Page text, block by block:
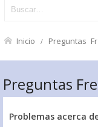
Inicio Preguntas
Preguntas
Problemas acerca